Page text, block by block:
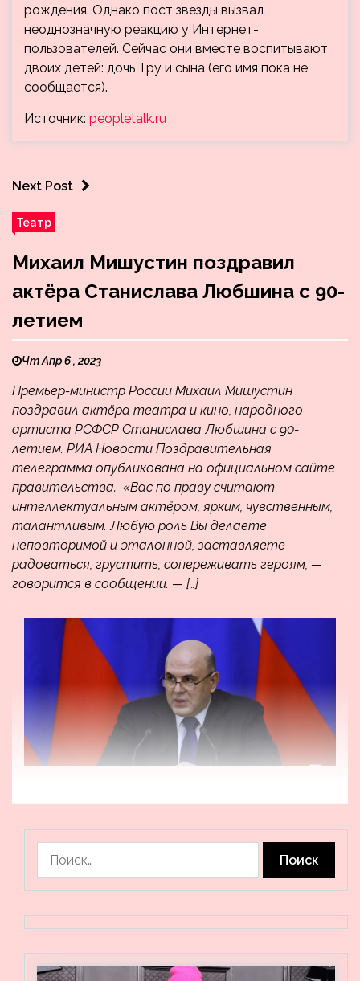
рождения. Однако пост звезды вызвал
неоднозначную реакцию у Интернет-
пользователей. Сейчас они вместе воспитывают
двоих детей: дочь Тру и сына (его имя пока не
сообщается).
Источник: peopletalk.ru
Next Post
Театр
Михаил Мишустин поздравил
актёра Станислава Любшина с 90-
летием
Чт Апр 6 , 2023
Премьер-министр России Михаил Мишустин
поздравил актёра театра и кино, народного
артиста РСФСР Станислава Любшина с 90-
летием. РИА Новости Поздравительная
телеграмма опубликована на официальном сайте
правительства. «Вас по праву считают
интеллектуальным актёром, ярким, чувственным,
талантливым. Любую роль Вы делаете
неповторимой и эталонной, заставляете
радоваться, грустить, сопереживать героям, —
говорится в сообщении. — […]